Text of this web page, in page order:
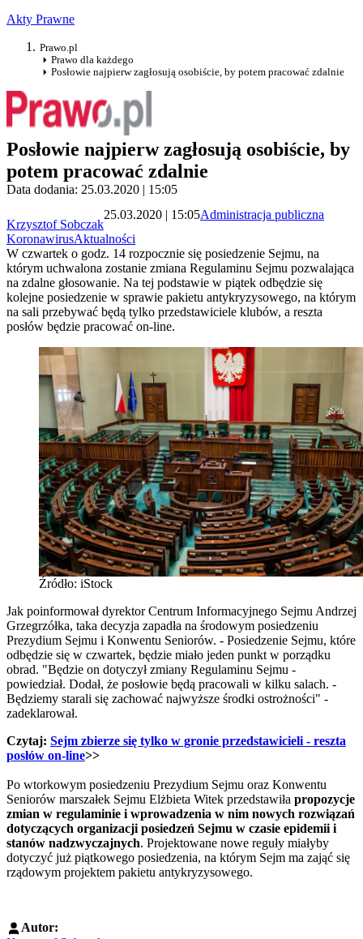
Akty Prawne
Prawo.pl
Prawo dla każdego
Posłowie najpierw zagłosują osobiście, by potem pracować zdalnie
Posłowie najpierw zagłosują osobiście, by
potem pracować zdalnie
Data dodania: 25.03.2020 | 15:05
Krzysztof Sobczak
25.03.2020 | 15:05Administracja publiczna
KoronawirusAktualności
W czwartek o godz. 14 rozpocznie się posiedzenie Sejmu, na
którym uchwalona zostanie zmiana Regulaminu Sejmu pozwalająca
na zdalne głosowanie. Na tej podstawie w piątek odbędzie się
kolejne posiedzenie w sprawie pakietu antykryzysowego, na którym
na sali przebywać będą tylko przedstawiciele klubów, a reszta
posłów będzie pracować on-line.
Źródło: iStock
Jak poinformował dyrektor Centrum Informacyjnego Sejmu Andrzej
Grzegrzółka, taka decyzja zapadła na środowym posiedzeniu
Prezydium Sejmu i Konwentu Seniorów. - Posiedzenie Sejmu, które
odbędzie się w czwartek, będzie miało jeden punkt w porządku
obrad. "Będzie on dotyczył zmiany Regulaminu Sejmu -
powiedział. Dodał, że posłowie będą pracowali w kilku salach. -
Będziemy starali się zachować najwyższe środki ostrożności" -
zadeklarował.
Czytaj: Sejm zbierze się tylko w gronie przedstawicieli - reszta
posłów on-line>>
Po wtorkowym posiedzeniu Prezydium Sejmu oraz Konwentu
Seniorów marszałek Sejmu Elżbieta Witek przedstawiła propozycje
zmian w regulaminie i wprowadzenia w nim nowych rozwiązań
dotyczących organizacji posiedzeń Sejmu w czasie epidemii i
stanów nadzwyczajnych. Projektowane nowe reguły miałyby
dotyczyć już piątkowego posiedzenia, na którym Sejm ma zająć się
rządowym projektem pakietu antykryzysowego.
Autor: